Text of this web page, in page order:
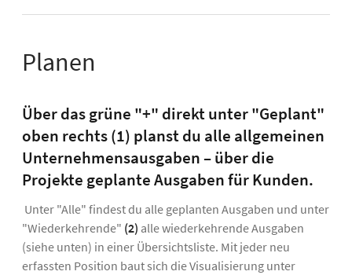
Planen
Über das grüne "+" direkt unter "Geplant"
oben rechts (1) planst du alle allgemeinen
Unternehmensausgaben – über die
Projekte geplante Ausgaben für Kunden.
Unter "Alle" findest du alle geplanten Ausgaben und unter
"Wiederkehrende" (2) alle wiederkehrende Ausgaben
(siehe unten) in einer Übersichtsliste. Mit jeder neu
erfassten Position baut sich die Visualisierung unter